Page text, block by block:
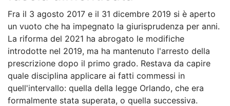
Fra il 3 agosto 2017 e il 31 dicembre 2019 si è aperto
un vuoto che ha impegnato la giurisprudenza per anni.
La riforma del 2021 ha abrogato le modifiche
introdotte nel 2019, ma ha mantenuto l'arresto della
prescrizione dopo il primo grado. Restava da capire
quale disciplina applicare ai fatti commessi in
quell'intervallo: quella della legge Orlando, che era
formalmente stata superata, o quella successiva.